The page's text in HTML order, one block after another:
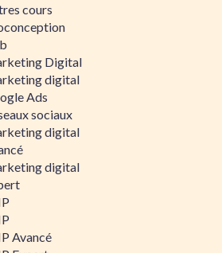
cours
Digital
digital
Ads
sociaux
digital
digital
Avancé